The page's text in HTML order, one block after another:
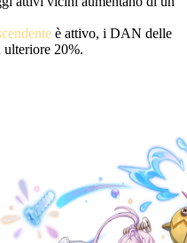
è attivo, i DAN delle
ulteriore 20%.